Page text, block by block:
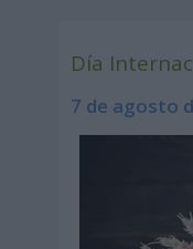
Día
7 de agosto